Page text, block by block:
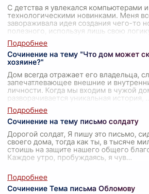
С детства я увлекался компьютерами
технологическими новинками. Меня
завораживала идея создания чего-то
полезного, используя лишь свою
Сочинение на тему "Что дом может
хозяине?"
Дом всегда отражает его владельца,
запечатлевающее внешние и
личности. Когда мы входим в чужой
разворачивается уникальная история,
Сочинение на тему письмо солдату
Дорогой солдат, Я пишу это письмо,
своего дома, тогда как ты, в тысяче
стоишь на защите нашего общего
Каждое утро, пробуждаясь, я чув...
Сочинение Тема письма Обломову